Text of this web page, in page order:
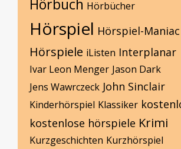
Hörbuch Hörbücher
Hörspiel Hörspiel-Maniac
Hörspiele iListen Interplanar
Ivar Leon Menger Jason Dark
Jens Wawrczeck John Sinclair
Kinderhörspiel Klassiker
kostenlose hörspiele Krimi
Kurzgeschichten Kurzhörspiel